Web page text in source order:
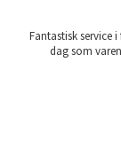
Fantastisk service
dag som